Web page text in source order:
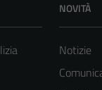
NOVITÀ
Notizie